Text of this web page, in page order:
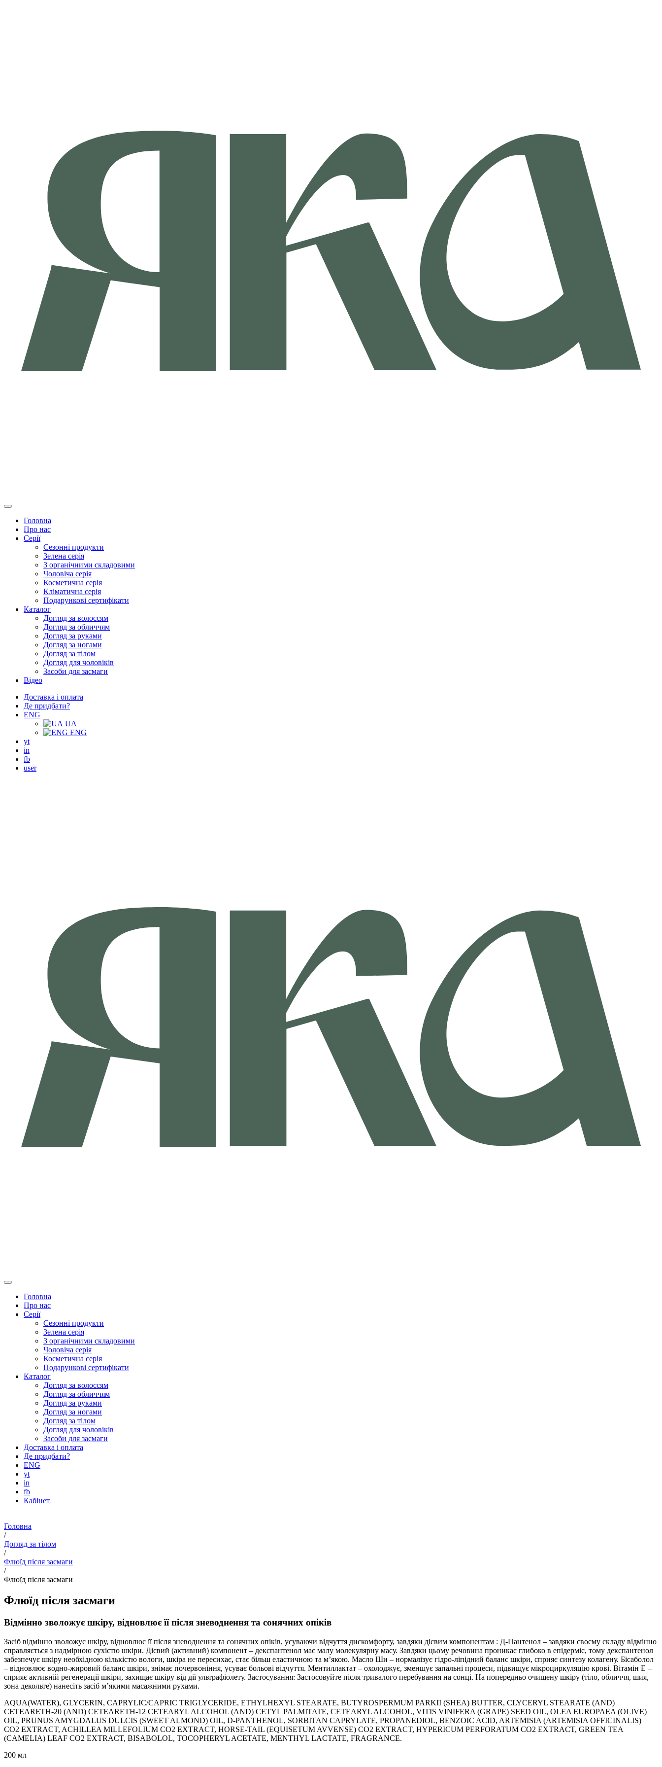
Головна
Про нас
Серії
Сезонні продукти
Зелена серія
З органічними складовими
Чоловіча серія
Косметична серія
Кліматична серія
Подарункові сертифікати
Каталог
Догляд за волоссям
Догляд за обличчям
Догляд за руками
Догляд за ногами
Догляд за тілом
Догляд для чоловіків
Засоби для засмаги
Відео
Доставка і оплата
Де придбати?
ENG
UA
ENG
yt
in
fb
user
Головна
Про нас
Серії
Сезонні продукти
Зелена серія
З органічними складовими
Чоловіча серія
Косметична серія
Подарункові сертифікати
Каталог
Догляд за волоссям
Догляд за обличчям
Догляд за руками
Догляд за ногами
Догляд за тілом
Догляд для чоловіків
Засоби для засмаги
Доставка і оплата
Де придбати?
ENG
yt
in
fb
Кабінет
Головна
/
Догляд за тілом
/
Флюїд після засмаги
/
Флюїд після засмаги
Флюїд після засмаги
Відмінно зволожує шкіру, відновлює її після зневоднення та сонячних опіків
Засіб відмінно зволожує шкіру, відновлює її після зневоднення та сонячних опіків, усуваючи відчуття дискомфорту, завдяки дієвим компонентам : Д-Пантенол – завдяки своєму складу відмінно
справляється з надмірною сухістю шкіри. Дієвий (активний) компонент – декспантенол має малу молекулярну масу. Завдяки цьому речовина проникає глибоко в епідерміс, тому декспантенол
забезпечує шкіру необхідною кількістю вологи, шкіра не пересихає, стає більш еластичною та м’якою. Масло Ши – нормалізує гідро-ліпідний баланс шкіри, сприяє синтезу колагену. Бісаболол
– відновлює водно-жировий баланс шкіри, знімає почервоніння, усуває больові відчуття. Ментиллактат – охолоджує, зменшує запальні процеси, підвищує мікроциркуляцію крові. Вітамін Е –
сприяє активній регенерації шкіри, захищає шкіру від дії ультрафіолету. Застосування: Застосовуйте після тривалого перебування на сонці. На попередньо очищену шкіру (тіло, обличчя, шия,
зона декольте) нанесіть засіб м’якими масажними рухами.
AQUA(WATER), GLYCERIN, CAPRYLIC/CAPRIC TRIGLYCERIDE, ETHYLHEXYL STEARATE, BUTYROSPERMUM PARKII (SHEA) BUTTER, CLYCERYL STEARATE (AND)
CETEARETH-20 (AND) CETEARETH-12 CETEARYL ALCOHOL (AND) CETYL PALMITATE, CETEARYL ALCOHOL, VITIS VINIFERA (GRAPE) SEED OIL, OLEA EUROPAEA (OLIVE)
OIL, PRUNUS AMYGDALUS DULCIS (SWEET ALMOND) OIL, D-PANTHENOL, SORBITAN CAPRYLATE, PROPANEDIOL, BENZOIC ACID, ARTEMISIA (ARTEMISIA OFFICINALIS)
CO2 EXTRACT, ACHILLEA MILLEFOLIUM CO2 EXTRACT, HORSE-TAIL (EQUISETUM AVVENSE) CO2 EXTRACT, HYPERICUM PERFORATUM CO2 EXTRACT, GREEN TEA
(CAMELIA) LEAF CO2 EXTRACT, BISABOLOL, TOCOPHERYL ACETATE, MENTHYL LACTATE, FRAGRANCE.
200 мл